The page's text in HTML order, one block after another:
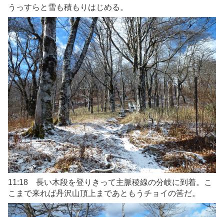
うっすらと雪も積もりはじめる。
11:18 長い木段を登りきって主脈稜線の分岐に到着。こ
こまで来れば丹沢山頂上まであともうチョイの筈だ。